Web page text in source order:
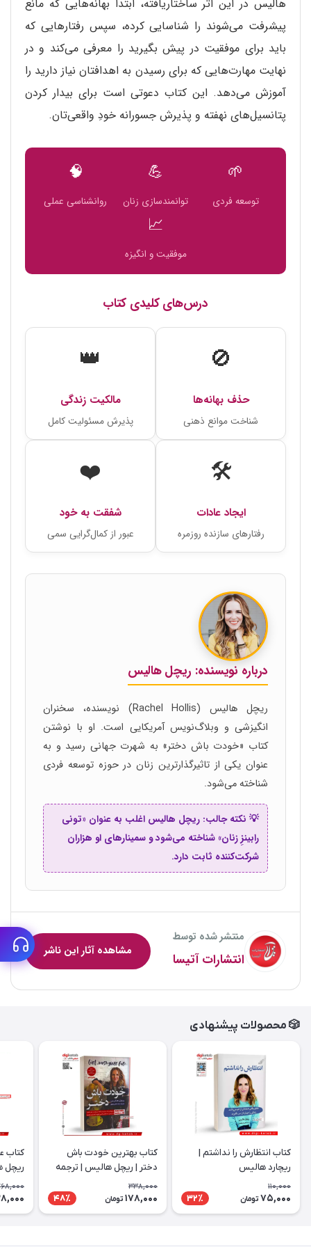
هالیس در این اثر ساختاریافته، ابتدا بهانه‌هایی که مانع
پیشرفت می‌شوند را شناسایی کرده، سپس رفتارهایی که
باید برای موفقیت در پیش بگیرید را معرفی می‌کند و در
نهایت مهارت‌هایی که برای رسیدن به اهدافتان نیاز دارید را
آموزش می‌دهد. این کتاب دعوتی است برای بیدار کردن
پتانسیل‌های نهفته و پذیرش جسورانه خودِ واقعی‌تان.
🌱
توسعه فردی
💪
توانمندسازی زنان
🧠
روانشناسی عملی
📈
موفقیت و انگیزه
درس‌های کلیدی کتاب
🚫
حذف بهانه‌ها
شناخت موانع ذهنی
👑
مالکیت زندگی
پذیرش مسئولیت کامل
🛠️
ایجاد عادات
رفتارهای سازنده روزمره
❤️
شفقت به خود
عبور از کمال‌گرایی سمی
درباره نویسنده: ریچل هالیس
ریچل هالیس (Rachel Hollis) نویسنده، سخنران
انگیزشی و وبلاگ‌نویس آمریکایی است. او با نوشتن
کتاب «خودت باش دختر» به شهرت جهانی رسید و به
عنوان یکی از تاثیرگذارترین زنان در حوزه توسعه فردی
شناخته می‌شود.
💡 نکته جالب: ریچل هالیس اغلب به عنوان «تونی
رابینزِ زنان» شناخته می‌شود و سمینارهای او هزاران
شرکت‌کننده ثابت دارد.
منتشر شده توسط
انتشارات آتیسا مشاهده آثار این ناشر
🎲 محصولات پیشنهادی
کتاب انتظارش را نداشتم |
ریچارد هالیس
110,000
75,000 تومان 32٪
کتاب بهترین خودت باش
دختر | ریچل هالیس | ترجمه
لیلا صانعی
338,000
178,000 تومان 48٪
کتاب
ریچل